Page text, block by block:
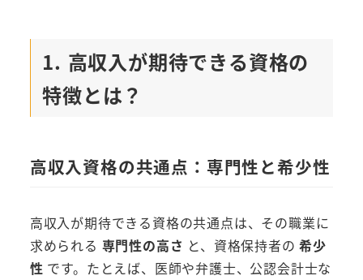
1. 高収入が期待できる資格の
特徴とは？
高収入資格の共通点：専門性と希少性
高収入が期待できる資格の共通点は、その職業に
求められる 専門性の高さ と、資格保持者の希少
性 です。たとえば、医師や弁護士、公認会計士な